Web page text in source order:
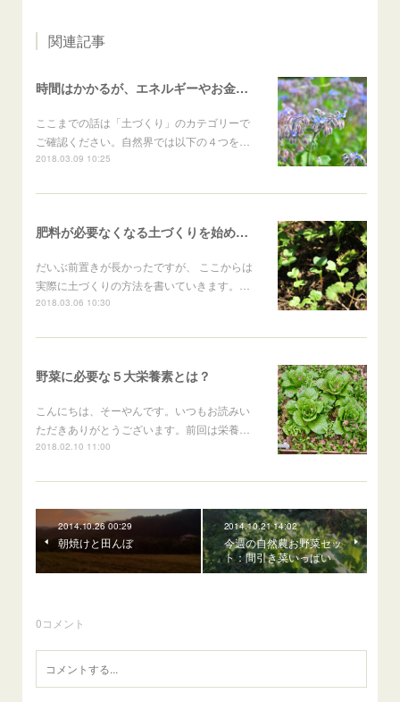
関連記事
時間はかかるが、エネルギーやお金がかからない土づくりの方法
ここまでの話は「土づくり」のカテゴリーで
ご確認ください。自然界では以下の４つを…
2018.03.09 10:25
肥料が必要なくなる土づくりを始めるときの２つの方法
だいぶ前置きが長かったですが、 ここからは
実際に土づくりの方法を書いていきます。…
2018.03.06 10:30
野菜に必要な５大栄養素とは？
こんにちは、そーやんです。いつもお読みい
ただきありがとうございます。前回は栄養…
2018.02.10 11:00
2014.10.26 00:29
朝焼けと田んぼ
2014.10.21 14:02
今週の自然農お野菜セッ
ト：間引き菜いっぱい
0コメント